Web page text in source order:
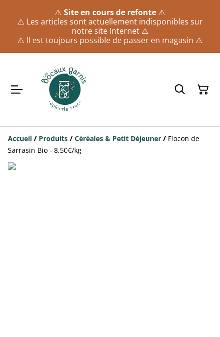
⚠️ Site en cours de refonte ⚠️
⚠️ Les articles sont actuellement indisponibles sur
notre site Internet ⚠️
⚠️ Il est toujours possible de passer en magasin ⚠️
Accueil / Produits / Céréales & Petit Déjeuner / Flocon de
Sarrasin Bio - 8,50€/kg